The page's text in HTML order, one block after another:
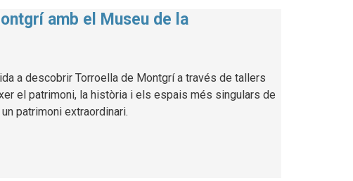
amb el Museu de la
a descobrir Torroella de Montgrí a través de tallers
el patrimoni, la història i els espais més singulars de
patrimoni extraordinari.